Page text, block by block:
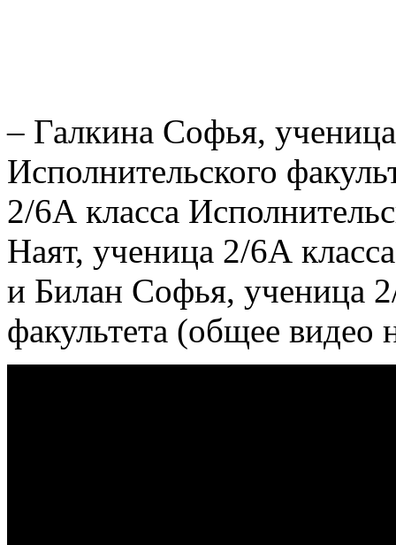
– Галкина Софья,
Исполнительского
2/6А класса
Наят, ученица 2/6А
и Билан Софья, ученица
факультета (общее